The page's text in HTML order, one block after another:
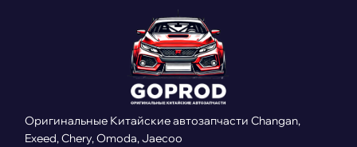
Оригинальные Китайские автозапчасти Changan,
Exeed, Chery, Omoda, Jaecoo